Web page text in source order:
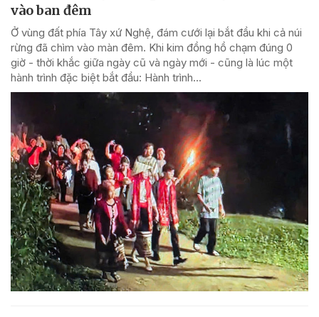
vào ban đêm
Ở vùng đất phía Tây xứ Nghệ, đám cưới lại bắt đầu khi cả núi
rừng đã chìm vào màn đêm. Khi kim đồng hồ chạm đúng 0
giờ - thời khắc giữa ngày cũ và ngày mới - cũng là lúc một
hành trình đặc biệt bắt đầu: Hành trình...